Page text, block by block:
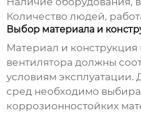
Количество людей,
Выбор материала и
Материал и конструкция
вентилятора должны
условиям эксплуатации.
сред необходимо
коррозионностойких